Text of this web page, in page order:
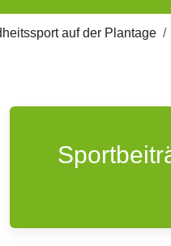
auf der Plantage